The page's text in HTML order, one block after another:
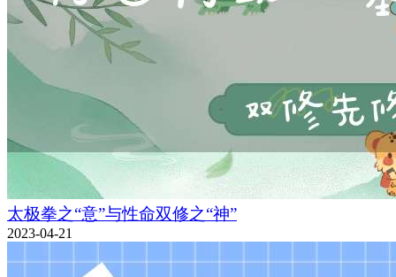
太极拳之“意”与性命双修之“神”
2023-04-21